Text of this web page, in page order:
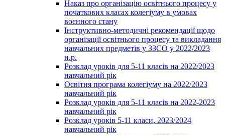
Наказ про організацію освітнього процесу у
початкових класах колегіуму в умовах
воєнного стану
Інструктивно-методичні рекомендації щодо
організації освітнього процесу та викладання
навчальних предметів у ЗЗСО у 2022/2023
н.р.
Розклад уроків для 5-11 класів на 2022/2023
навчальний рік
Освітня програма колегіуму на 2022/2023
навчальний рік
Розклад уроків для 5-11 класів на 2022-2023
навчальний рік
Розклад уроків 5-11 класи, 2023/2024
навчальний рік